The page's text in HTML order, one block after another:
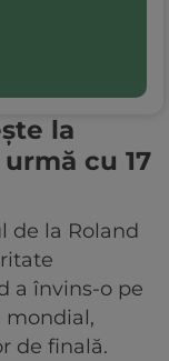
la
cu 17
de la Roland
a învins-o pe
mondial,
de finală.